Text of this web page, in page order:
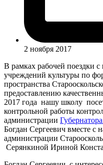
2 ноября 2017
В рамках рабочей поездки
учреждений культуры по
пространства
предоставлению
2017 года нашу школу
контрольной работы
администрации
Богдан Сергеевич вместе с
администрации
Серянкиной Ириной